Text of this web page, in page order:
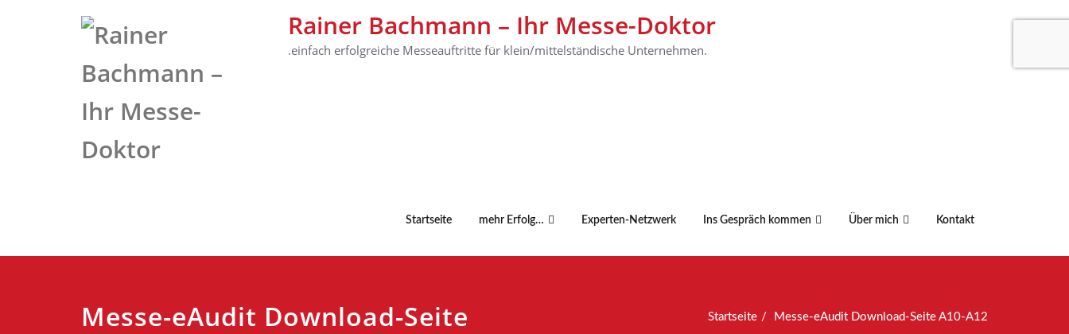
Rainer Bachmann – Ihr Messe-Doktor
.einfach erfolgreiche Messeauftritte für klein/mittelständische Unternehmen.
Startseite mehr Erfolg… Experten-Netzwerk Ins Gespräch kommen Über mich Kontakt
Messe-eAudit Download-Seite
Startseite Messe-eAudit Download-Seite A10-A12